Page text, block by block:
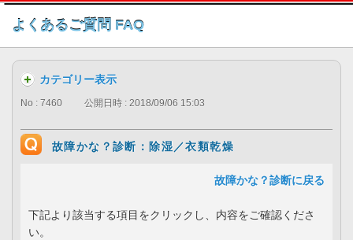
このページの本文へ
よくあるご質問 FAQ
カテゴリー表示
No : 7460 公開日時 : 2018/09/06 15:03
故障かな？診断：除湿／衣類乾燥
故障かな？診断に戻る
下記より該当する項目をクリックし、内容をご確認くださ
い。